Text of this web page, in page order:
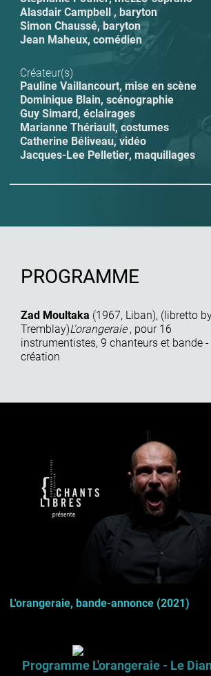
Alasdair Campbell , baryton
Simon Chaussé, baryton
Jean Maheux, comédien
Créateur(s)
Pauline Vaillancourt, mise en scène
Dominique Blain, scénographie
Guy Simard , éclairages
Marianne Thériault, costumes
Catherine Béliveau, vidéo
Jacques-Lee Pelletier, maquillages
PROGRAMME
Zad Moultaka (1967, Liban), ( libretto
Tremblay)L'orangeraie , pour 16
instrumentistes, 9 chanteurs et bande -
création
L'orangeraie, bande-annonce (2021)
Programme L'orangeraie - Le